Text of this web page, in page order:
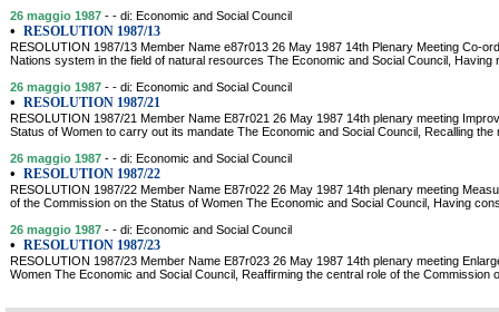
26 maggio 1987 - - di: Economic and Social Council
• RESOLUTION 1987/13
RESOLUTION 1987/13 Member Name e87r013 26 May 1987 14th Plenary Meeting Co-
Nations system in the field of natural resources The Economic and Social Council, Having
26 maggio 1987 - - di: Economic and Social Council
• RESOLUTION 1987/21
RESOLUTION 1987/21 Member Name E87r021 26 May 1987 14th plenary meeting
Status of Women to carry out its mandate The Economic and Social Council, Recalling the
26 maggio 1987 - - di: Economic and Social Council
• RESOLUTION 1987/22
RESOLUTION 1987/22 Member Name E87r022 26 May 1987 14th plenary meeting
of the Commission on the Status of Women The Economic and Social Council, Having
26 maggio 1987 - - di: Economic and Social Council
• RESOLUTION 1987/23
RESOLUTION 1987/23 Member Name E87r023 26 May 1987 14th plenary meeting
Women The Economic and Social Council, Reaffirming the central role of the Commission